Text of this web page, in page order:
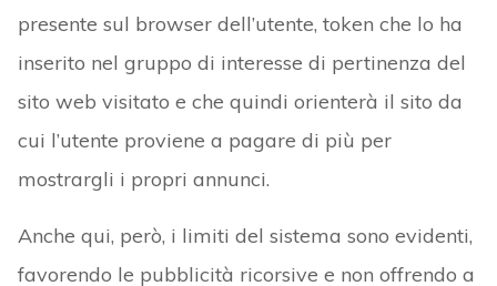
presente sul browser dell’utente, token che lo ha
inserito nel gruppo di interesse di pertinenza del
sito web visitato e che quindi orienterà il sito da
cui l’utente proviene a pagare di più per
mostrargli i propri annunci.
Anche qui, però, i limiti del sistema sono evidenti,
favorendo le pubblicità ricorsive e non offrendo a